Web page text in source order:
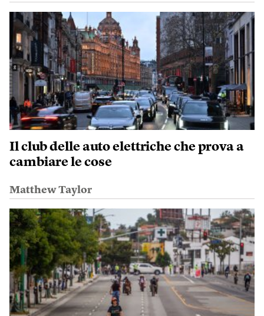
Il club delle auto elettriche che prova a
cambiare le cose
Matthew Taylor